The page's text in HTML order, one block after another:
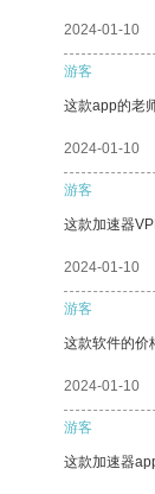
2024-01-10
游客
这款app的老
2024-01-10
游客
这款加速器
2024-01-10
游客
这款软件的价
2024-01-10
游客
这款加速器